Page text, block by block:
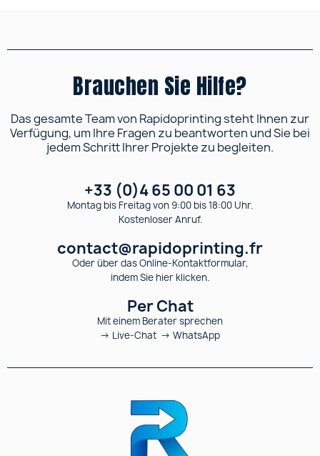
Brauchen Sie Hilfe?
Das gesamte Team von Rapidoprinting steht Ihnen zur
Verfügung, um Ihre Fragen zu beantworten und Sie bei
jedem Schritt Ihrer Projekte zu begleiten.
+33 (0)4 65 00 01 63
Montag bis Freitag von 9:00 bis 18:00 Uhr.
Kostenloser Anruf.
contact@rapidoprinting.fr
Oder über das Online-Kontaktformular,
indem Sie hier klicken.
Per Chat
Mit einem Berater sprechen
→ Live-Chat → WhatsApp